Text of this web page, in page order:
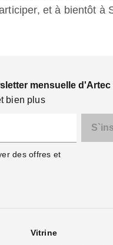
et à bientôt à
mensuelle d'Artec
bien plus
des offres et
Vitrine